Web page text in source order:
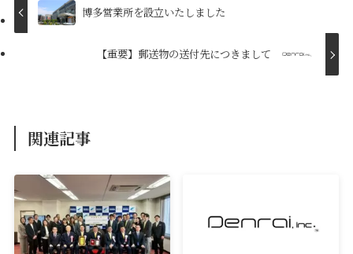
博多営業所を設立いたしました
【重要】郵送物の送付先につきまして
関連記事